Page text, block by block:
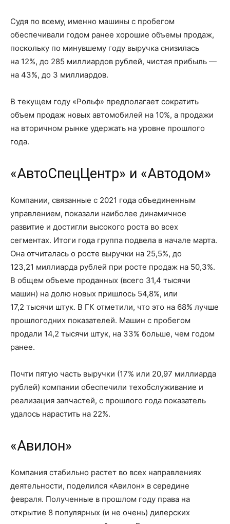
Судя по всему, именно машины с пробегом
обеспечивали годом ранее хорошие объемы продаж,
поскольку по минувшему году выручка снизилась
на 12%, до 285 миллиардов рублей, чистая прибыль —
на 43%, до 3 миллиардов.
В текущем году «Рольф» предполагает сократить
объем продаж новых автомобилей на 10%, а продажи
на вторичном рынке удержать на уровне прошлого
года.
«АвтоСпецЦентр» и «Автодом»
Компании, связанные с 2021 года объединенным
управлением, показали наиболее динамичное
развитие и достигли высокого роста во всех
сегментах. Итоги года группа подвела в начале марта.
Она отчиталась о росте выручки на 25,5%, до
123,21 миллиарда рублей при росте продаж на 50,3%.
В общем объеме проданных (всего 31,4 тысячи
машин) на долю новых пришлось 54,8%, или
17,2 тысячи штук. В ГК отметили, что это на 68% лучше
прошлогодних показателей. Машин с пробегом
продали 14,2 тысячи штук, на 33% больше, чем годом
ранее.
Почти пятую часть выручки (17% или 20,97 миллиарда
рублей) компании обеспечили техобслуживание и
реализация запчастей, с прошлого года показатель
удалось нарастить на 22%.
«Авилон»
Компания стабильно растет во всех направлениях
деятельности, поделился «Авилон» в середине
февраля. Полученные в прошлом году права на
открытие 8 популярных (и не очень) дилерских